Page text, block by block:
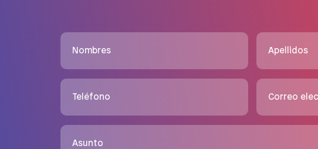
Nombres Apellidos
Teléfono Correo
Asunto